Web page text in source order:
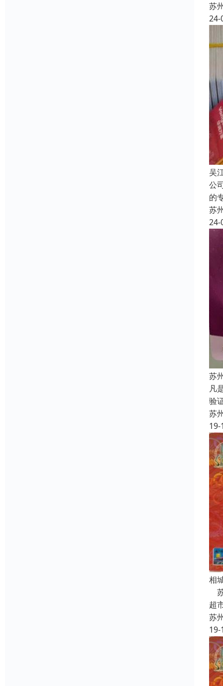
苏
24-
吴
公
的
苏
24-
苏
凡
验
苏
19-
相
超
苏
19-